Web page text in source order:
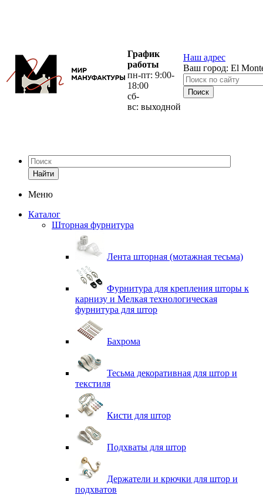
График
работы
пн-пт: 9:00-
18:00
сб-
вс: выходной
Наш адрес
Ваш город: El
Найти
Меню
Каталог
Шторная фурнитура
Лента шторная (мотажная тесьма)
Фурнитура для крепления шторы к
карнизу и Мелкая технологическая
фурнитура для штор
Бахрома
Тесьма декоративная для штор и
текстиля
Кисти для штор
Подхваты для штор
Держатели и крючки для штор и
подхватов